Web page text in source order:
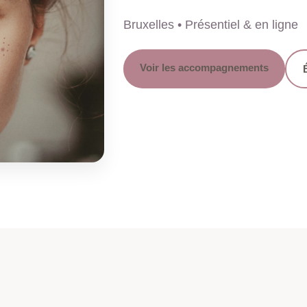
Bruxelles • Présentiel & en ligne
Voir les accompagnements